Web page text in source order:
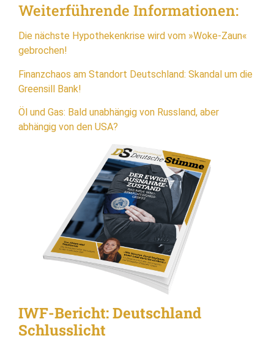
Weiterführende Informationen:
Die nächste Hypothekenkrise wird vom »Woke-Zaun«
gebrochen!
Finanzchaos am Standort Deutschland: Skandal um die
Greensill Bank!
Öl und Gas: Bald unabhängig von Russland, aber
abhängig von den USA?
IWF-Bericht: Deutschland
Schlusslicht